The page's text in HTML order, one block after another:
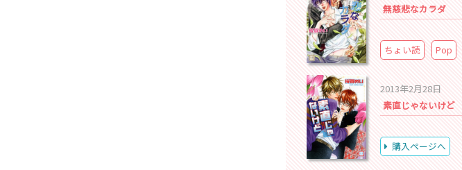
無慈悲なカラダ
ちょい読
Pop
2013年2月28日
素直じゃないけど
購入ページへ